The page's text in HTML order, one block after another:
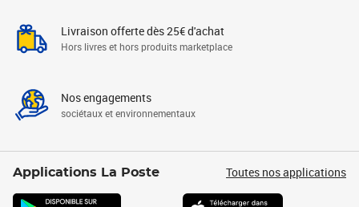
Livraison offerte dès 25€ d'achat
Hors livres et hors produits marketplace
Nos engagements
sociétaux et environnementaux
Applications La Poste Toutes nos applications